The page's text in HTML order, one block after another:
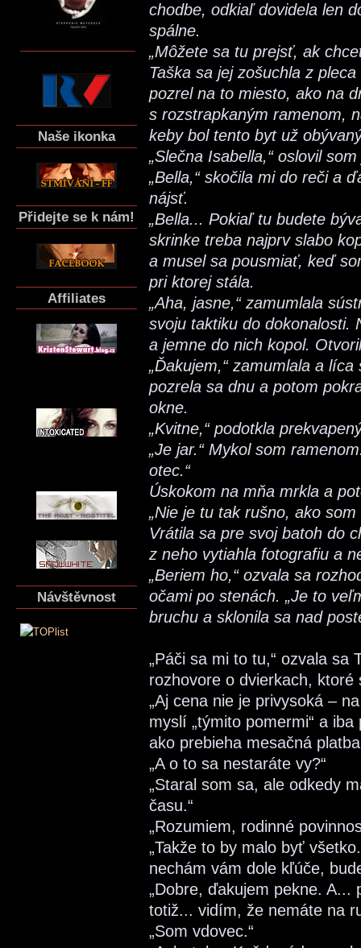
Naše ikonka
Přidejte se k nám!
Affiliates
Návštěvnost
chodbe, odkiaľ dovidela len
spálne.
„Môžete sa tu prejsť, ak
Taška sa jej zošuchla z
pozrel na to miesto, ako na
s rozstrapkaným ramenom,
keby bol tento byt už
„Slečna Isabella,“ oslovil
„Bella,“ skočila mi do reči a
nájsť.
„Bella... Pokiaľ tu budete
skrinke treba najprv slabo
a musel sa pousmiať, keď
pri ktorej stála.
„Aha, jasne,“ zamumlala
svoju taktiku do dokonalosti.
a jemne do nich kopol.
„Ďakujem,“ zamumlala a
pozrela sa dnu a potom
okne.
„Kvitne,“ podotkla
„Je jar.“ Mykol som
otec.“
Úskokom na mňa mrkla a
„Nie je tu tak rušno, ako som
Vrátila sa pre svoj batoh do
z neho vytiahla fotografiu a
„Beriem ho,“ ozvala sa
očami po stenách. „Je to
bruchu a sklonila sa nad
„Páči sa mi to tu,“ ozvala sa
rozhovore o dvierkach,
„Aj cena nie je privysoká –
myslí „týmito pomermi“ a
ako prebieha mesačná
„A o to sa nestaráte vy?“
„Staral som sa, ale odkedy
času.“
„Rozumiem, rodinné
„Takže to by malo byť
nechám vám dole kľúče,
„Dobre, ďakujem pekne. A...
totiž... vidím, že nemáte na
„Som vdovec.“